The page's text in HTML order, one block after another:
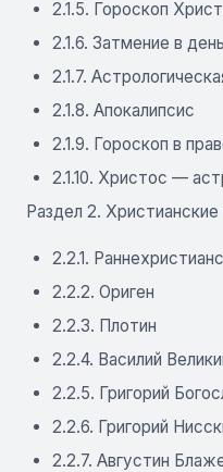
2.1.5. Гороскоп
2.1.6. Затмение в
2.1.7.
2.1.8. Апокалипсис
2.1.9. Гороскоп в
2.1.10. Христос —
Раздел 2.
2.2.1.
2.2.2. Ориген
2.2.3. Плотин
2.2.4. Василий
2.2.5. Григорий
2.2.6. Григорий
2.2.7. Августин